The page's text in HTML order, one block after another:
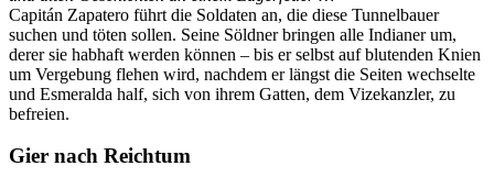
Capitán Zapatero führt die Soldaten an, die diese Tunnelbauer
suchen und töten sollen. Seine Söldner bringen alle Indianer um,
derer sie habhaft werden können – bis er selbst auf blutenden Knien
um Vergebung flehen wird, nachdem er längst die Seiten wechselte
und Esmeralda half, sich von ihrem Gatten, dem Vizekanzler, zu
befreien.
Gier nach Reichtum